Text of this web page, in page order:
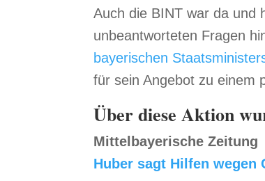
Auch die BINT war da und
unbeantworteten Fragen
bayerischen
für sein Angebot zu einem
Über diese Aktion
Mittelbayerische Zeitung
Huber sagt Hilfen wegen